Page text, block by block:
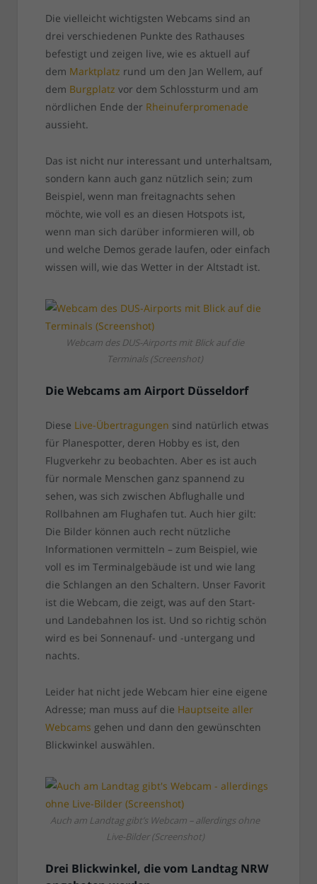
Die vielleicht wichtigsten Webcams sind an
drei verschiedenen Punkte des Rathauses
befestigt und zeigen live, wie es aktuell auf
dem Marktplatz rund um den Jan Wellem, auf
dem Burgplatz vor dem Schlossturm und am
nördlichen Ende der Rheinuferpromenade
aussieht.
Das ist nicht nur interessant und unterhaltsam,
sondern kann auch ganz nützlich sein; zum
Beispiel, wenn man freitagnachts sehen
möchte, wie voll es an diesen Hotspots ist,
wenn man sich darüber informieren will, ob
und welche Demos gerade laufen, oder einfach
wissen will, wie das Wetter in der Altstadt ist.
Webcam des DUS-Airports mit Blick auf die
Terminals (Screenshot)
Die Webcams am Airport Düsseldorf
Diese Live-Übertragungen sind natürlich etwas
für Planespotter, deren Hobby es ist, den
Flugverkehr zu beobachten. Aber es ist auch
für normale Menschen ganz spannend zu
sehen, was sich zwischen Abflughalle und
Rollbahnen am Flughafen tut. Auch hier gilt:
Die Bilder können auch recht nützliche
Informationen vermitteln – zum Beispiel, wie
voll es im Terminalgebäude ist und wie lang
die Schlangen an den Schaltern. Unser Favorit
ist die Webcam, die zeigt, was auf den Start-
und Landebahnen los ist. Und so richtig schön
wird es bei Sonnenauf- und -untergang und
nachts.
Leider hat nicht jede Webcam hier eine eigene
Adresse; man muss auf die Hauptseite aller
Webcams gehen und dann den gewünschten
Blickwinkel auswählen.
Auch am Landtag gibt’s Webcam – allerdings ohne
Live-Bilder (Screenshot)
Drei Blickwinkel, die vom Landtag NRW